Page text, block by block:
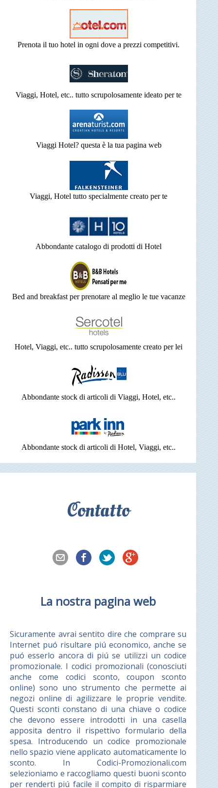
Prenota il tuo hotel in ogni dove a prezzi competitivi.
Viaggi, Hotel, etc.. tutto scrupolosamente ideato per te
Viaggi Hotel? questa è la tua pagina web
Viaggi, Hotel tutto specialmente creato per te
Abbondante catalogo di prodotti di Hotel
Bed and breakfast per prenotare al meglio le tue vacanze
Hotel, Viaggi, etc.. tutto scrupolosamente creato per lei
Abbondante stock di articoli di Viaggi, Hotel, etc..
Abbondante stock di articoli di Hotel, Viaggi, etc..
Contatto
La nostra pagina web
Sicuramente avrai sentito dire che comprare su
Internet puó risultare piú economico, anche se
puó esserlo ancora di piú se utilizzi un codice
promozionale. I codici promozionali (conosciuti
anche come codici sconto, coupon sconto
online) sono uno strumento che permette ai
negozi online di agilizzare le proprie vendite.
Questi sconti constano di una chiave o codice
che devono essere introdotti in una casella
apposita dentro il rispettivo formulario della
spesa. Introducendo un codice promozionale
nello spazio viene applicato automaticamente lo
sconto. In Codici-Promozionali.com
selezioniamo e raccogliamo questi buoni sconto
per renderti piú facile il compito di risparmiare